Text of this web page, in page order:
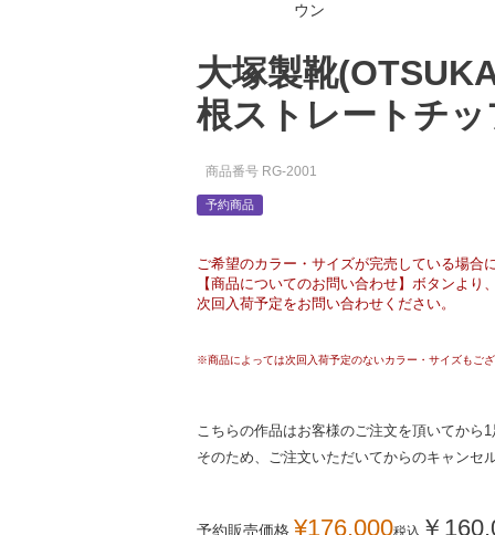
ウン
大塚製靴
根ストレートチ
商品番号 RG-2001
予約商品
ご希望のカラー・サイズが完売している場合
【商品についてのお問い合わせ】ボタンよ
次回入荷予定をお問い合わせください。
※商品によっては次回入荷予定のないカラー・サイズもご
こちらの作品はお客様のご注文を頂いてから
そのため、ご注文いただいてからのキャンセ
予約販売価格 ¥176,000 ￥